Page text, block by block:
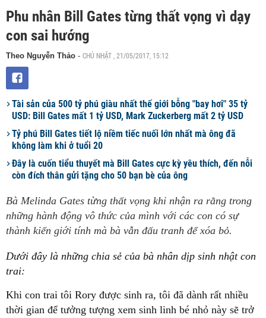
Phu nhân Bill Gates từng thất vọng vì dạy
con sai hướng
Theo Nguyễn Thảo - CHỦ NHẬT , 21/05/2017, 15:12
Tài sản của 500 tỷ phú giàu nhất thế giới bỗng "bay hơi" 35 tỷ
USD: Bill Gates mất 1 tỷ USD, Mark Zuckerberg mất 2 tỷ USD
Tỷ phú Bill Gates tiết lộ niềm tiếc nuối lớn nhất mà ông đã
không làm khi ở tuổi 20
Đây là cuốn tiểu thuyết mà Bill Gates cực kỳ yêu thích, đến nỗi
còn đích thân gửi tặng cho 50 bạn bè của ông
Bà Melinda Gates từng thất vọng khi nhận ra rằng trong
những hành động vô thức của mình với các con có sự
thành kiến giới tính mà bà vẫn đấu tranh để xóa bỏ.
Dưới đây là những chia sẻ của bà nhân dịp sinh nhật con
trai:
Khi con trai tôi Rory được sinh ra, tôi đã dành rất nhiều
thời gian để tưởng tượng xem sinh linh bé nhỏ này sẽ trở